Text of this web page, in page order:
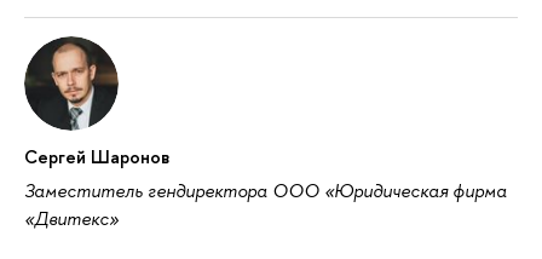
Сергей Шаронов
Заместитель гендиректора ООО «Юридическая фирма
«Двитекс»